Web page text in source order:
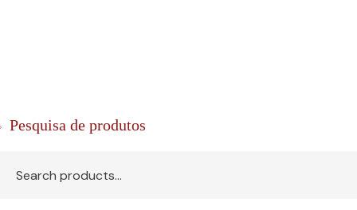
Pesquisa de produtos